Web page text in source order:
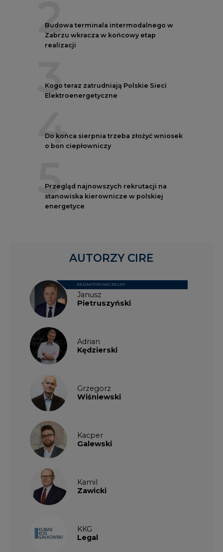
2
Budowa terminala intermodalnego w
Zabrzu wkracza w końcowy etap
realizacji
3
Kogo teraz zatrudniają Polskie Sieci
Elektroenergetyczne
4
Do końca sierpnia trzeba złożyć wniosek
o bon ciepłowniczy
5
Przegląd najnowszych rekrutacji na
stanowiska kierownicze w polskiej
energetyce
Janusz
Pietruszyński
REDAKTOR NACZELNY
Adrian
Kędzierski
Grzegorz
Wiśniewski
Kacper
Galewski
Kamil
Zawicki
KKG
Legal
AUTORZY CIRE